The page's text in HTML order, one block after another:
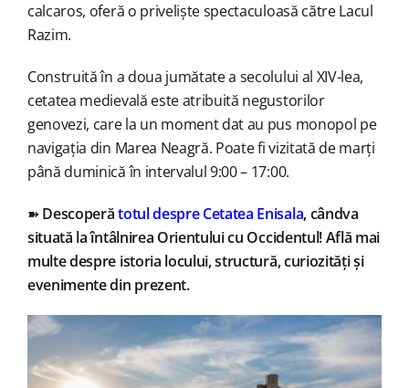
calcaros, oferă o priveliște spectaculoasă către Lacul
Razim.
Construită în a doua jumătate a secolului al XIV-lea,
cetatea medievală este atribuită negustorilor
genovezi, care la un moment dat au pus monopol pe
navigația din Marea Neagră. Poate fi vizitată de marți
până duminică în intervalul 9:00 – 17:00.
➽Descoperătotul despre Cetatea Enisala, cândva
situată la întâlnirea Orientului cu Occidentul! Află mai
multe despre istoria locului, structură, curiozități și
evenimente din prezent.